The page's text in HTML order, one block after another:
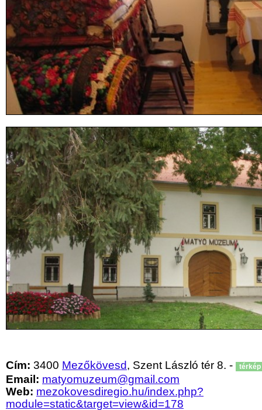
Cím: 3400 Mezőkövesd, Szent László tér 8. - térkép
Email: matyomuzeum@gmail.com
Web: mezokovesdiregio.hu/index.php?
module=static&target=view&id=178